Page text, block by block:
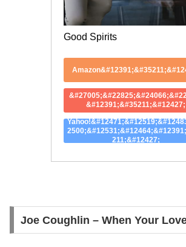
Good Spirits
&#12391;&#35211;&#12427;
211;&#12427;
Joe Coughlin – When Your